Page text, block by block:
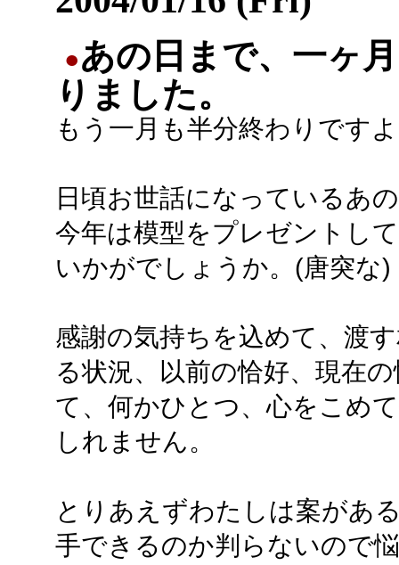
●あの日まで、一ヶ
りました。
もう一月も半分終わりです
日頃お世話になっているあ
今年は模型をプレゼントし
いかがでしょうか。(唐突な)
感謝の気持ちを込めて、渡
る状況、以前の恰好、現在
て、何かひとつ、心をこめ
しれません。
とりあえずわたしは案があ
手できるのか判らないので